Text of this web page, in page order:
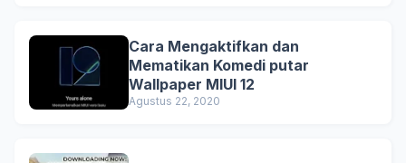
Cara Mengaktifkan dan
Mematikan Komedi putar
Wallpaper MIUI 12
Agustus 22, 2020